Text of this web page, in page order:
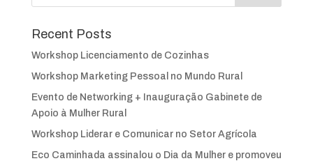
Recent Posts
Workshop Licenciamento de Cozinhas
Workshop Marketing Pessoal no Mundo Rural
Evento de Networking + Inauguração Gabinete de
Apoio à Mulher Rural
Workshop Liderar e Comunicar no Setor Agrícola
Eco Caminhada assinalou o Dia da Mulher e promoveu